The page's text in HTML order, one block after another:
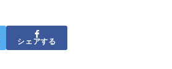
シェアする